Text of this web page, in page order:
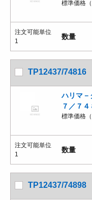
標準価格
注文可能単位
1
数量
TP12437/74816
ハリマ
７／７４
標準価格
注文可能単位
1
数量
TP12437/74898